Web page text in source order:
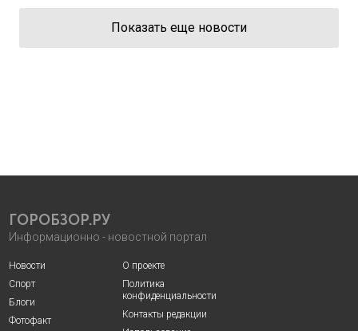
Показать еще новости
ГОРОБЗОР.РУ
Информационно - новостной портал
Новости
Спорт
Блоги
Фотофакт
О проекте
Политика
конфиденциальности
Контакты редакции